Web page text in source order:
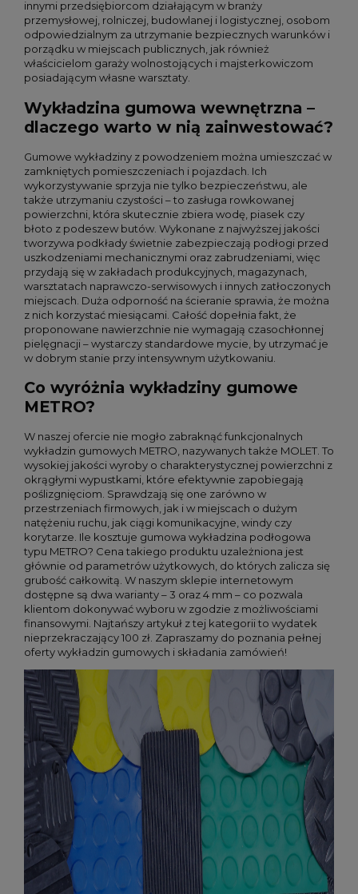
innymi przedsiębiorcom działającym w branży
przemysłowej, rolniczej, budowlanej i logistycznej, osobom
odpowiedzialnym za utrzymanie bezpiecznych warunków i
porządku w miejscach publicznych, jak również
właścicielom garaży wolnostojących i majsterkowiczom
posiadającym własne warsztaty.
Wykładzina gumowa wewnętrzna –
dlaczego warto w nią zainwestować?
Gumowe wykładziny z powodzeniem można umieszczać w
zamkniętych pomieszczeniach i pojazdach. Ich
wykorzystywanie sprzyja nie tylko bezpieczeństwu, ale
także utrzymaniu czystości – to zasługa rowkowanej
powierzchni, która skutecznie zbiera wodę, piasek czy
błoto z podeszew butów. Wykonane z najwyższej jakości
tworzywa podkłady świetnie zabezpieczają podłogi przed
uszkodzeniami mechanicznymi oraz zabrudzeniami, więc
przydają się w zakładach produkcyjnych, magazynach,
warsztatach naprawczo-serwisowych i innych zatłoczonych
miejscach. Duża odporność na ścieranie sprawia, że można
z nich korzystać miesiącami. Całość dopełnia fakt, że
proponowane nawierzchnie nie wymagają czasochłonnej
pielęgnacji – wystarczy standardowe mycie, by utrzymać je
w dobrym stanie przy intensywnym użytkowaniu.
Co wyróżnia wykładziny gumowe
METRO?
W naszej ofercie nie mogło zabraknąć funkcjonalnych
wykładzin gumowych METRO, nazywanych także MOLET. To
wysokiej jakości wyroby o charakterystycznej powierzchni z
okrągłymi wypustkami, które efektywnie zapobiegają
poślizgnięciom. Sprawdzają się one zarówno w
przestrzeniach firmowych, jak i w miejscach o dużym
natężeniu ruchu, jak ciągi komunikacyjne, windy czy
korytarze. Ile kosztuje gumowa wykładzina podłogowa
typu METRO? Cena takiego produktu uzależniona jest
głównie od parametrów użytkowych, do których zalicza się
grubość całkowitą. W naszym sklepie internetowym
dostępne są dwa warianty – 3 oraz 4 mm – co pozwala
klientom dokonywać wyboru w zgodzie z możliwościami
finansowymi. Najtańszy artykuł z tej kategorii to wydatek
nieprzekraczający 100 zł. Zapraszamy do poznania pełnej
oferty wykładzin gumowych i składania zamówień!